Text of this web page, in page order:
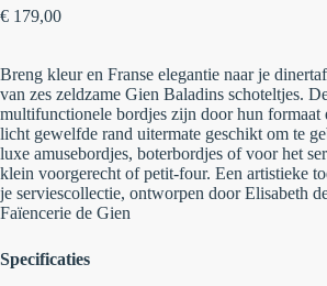
€ 179,00
Breng kleur en Franse elegantie naar je
van zes zeldzame Gien Baladins schoteltjes.
multifunctionele bordjes zijn door hun formaat
licht gewelfde rand uitermate geschikt om te
luxe amusebordjes, boterbordjes of voor het
klein voorgerecht of petit-four. Een artistieke
je serviescollectie, ontworpen door Elisabeth
Faïencerie de Gien
Specificaties